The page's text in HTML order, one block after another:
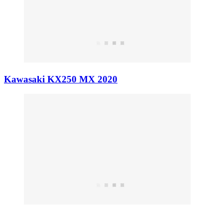
Kawasaki KX250 MX 2020